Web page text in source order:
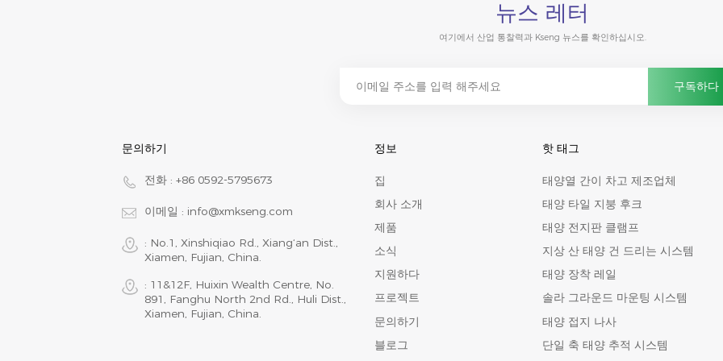
뉴스 레터
여기에서 산업 통찰력과 Kseng 뉴스를 확인하십시오.
문의하기
전화 : +86 0592-5795673
이메일 : info@xmkseng.com
: No.1, Xinshiqiao Rd., Xiang‘an Dist.,
Xiamen, Fujian, China.
: 11&12F, Huixin Wealth Centre, No.
891, Fanghu North 2nd Rd., Huli Dist.,
Xiamen, Fujian, China.
정보
집
회사 소개
제품
소식
지원하다
프로젝트
문의하기
블로그
핫 태그
태양열 간이 차고 제조업체
태양 타일 지붕 후크
태양 전지판 클램프
지상 산 태양 건 드리는 시스템
태양 장착 레일
솔라 그라운드 마운팅 시스템
태양 접지 나사
단일 축 태양 추적 시스템